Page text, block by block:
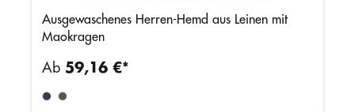
Ausgewaschenes Herren-Hemd aus Leinen mit
Maokragen
Ab 59,16 €*